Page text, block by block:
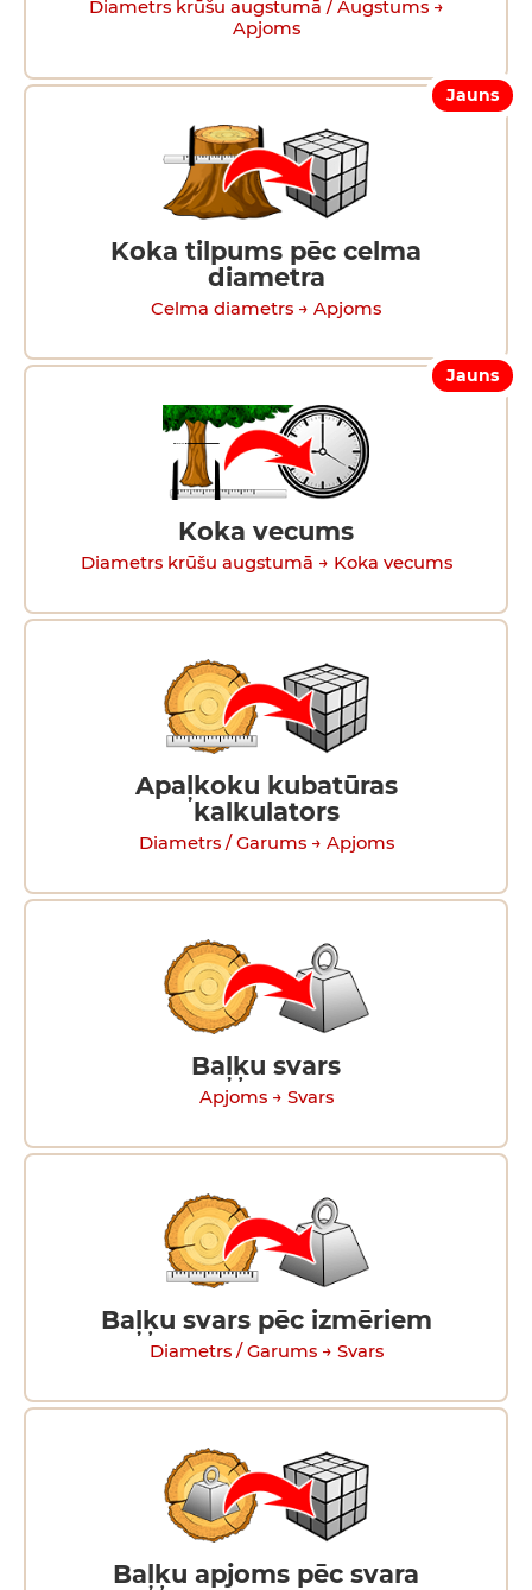
Diametrs krūšu augstumā / Augstums →
Apjoms
Jauns
Koka tilpums pēc celma
diametra
Celma diametrs → Apjoms
Jauns
Koka vecums
Diametrs krūšu augstumā → Koka vecums
Apaļkoku kubatūras
kalkulators
Diametrs / Garums → Apjoms
Baļķu svars
Apjoms → Svars
Baļķu svars pēc izmēriem
Diametrs / Garums → Svars
Baļķu apjoms pēc svara